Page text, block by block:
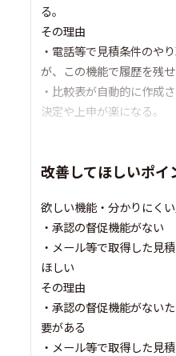
る。
その理由
・電話等で見積条件のや
が、この機能で履歴を残せ
・比較表が自動的に作成
決定や上申が楽になる。
改善してほしいポイ
欲しい機能・分かりにく
・承認の督促機能がない
・メール等で取得した見
ほしい
その理由
・承認の督促機能がない
要がある
・メール等で取得した見